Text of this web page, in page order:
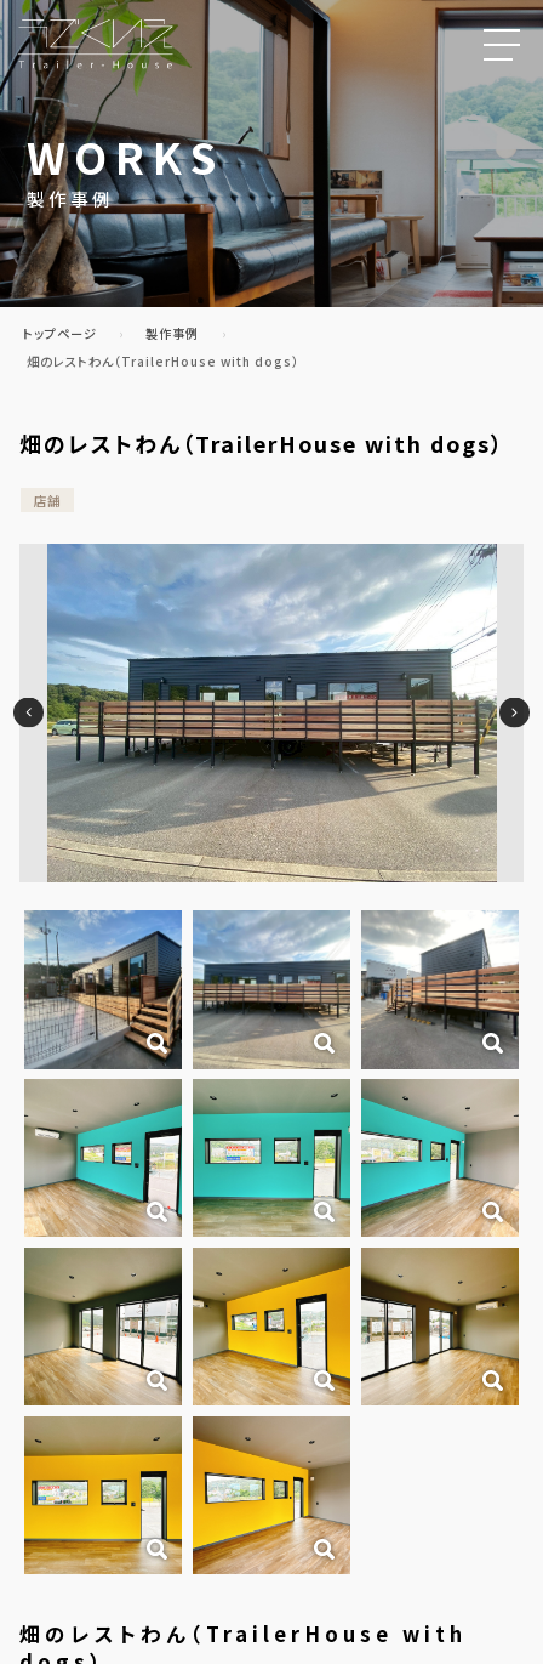
WORKS
製作事例
トップページ
製作事例
畑のレストわん（TrailerHouse with dogs）
畑のレストわん（TrailerHouse with dogs）
店舗
畑のレストわん（TrailerHouse with